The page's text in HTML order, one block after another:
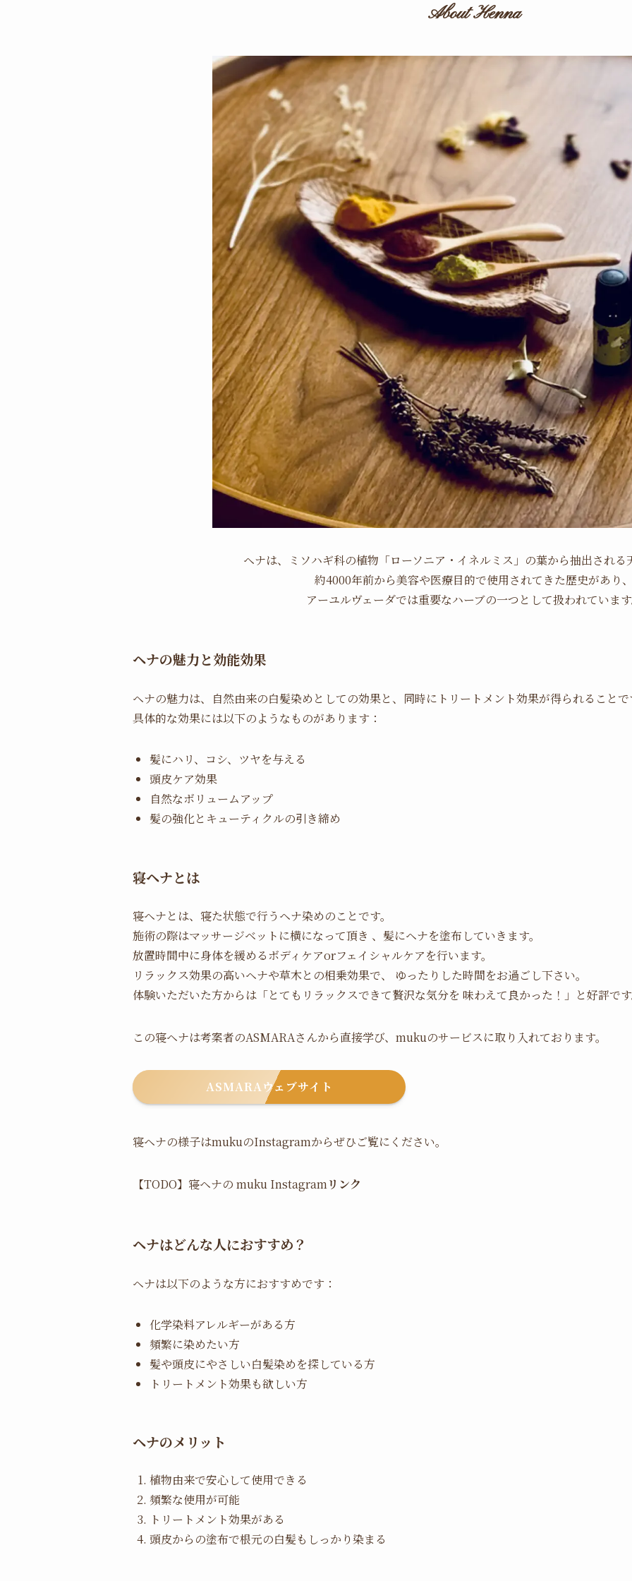
About Henna
ヘナは、ミソハギ科の植物「ローソニア・イネルミス」の葉から抽出される
約4000年前から美容や医療目的で使用されてきた歴史があり
アーユルヴェーダでは重要なハーブの一つとして扱われていま
ヘナの魅力と効能効果
ヘナの魅力は、自然由来の白髪染めとしての効果と、同時にトリートメント効果が得られることで
具体的な効果には以下のようなものがあります：
髪にハリ、コシ、ツヤを与える
頭皮ケア効果
自然なボリュームアップ
髪の強化とキューティクルの引き締め
寝ヘナとは
寝ヘナとは、寝た状態で行うヘナ染めのことです。
施術の際はマッサージベットに横になって頂き 、髪にヘナを塗布していきます。
放置時間中に身体を緩めるボディケアorフェイシャルケアを行います。
リラックス効果の高いヘナや草木との相乗効果で、 ゆったりした時間をお過ごし下さい。
体験いただいた方からは「とてもリラックスできて贅沢な気分を 味わえて良かった！」と好評で
この寝ヘナは考案者のASMARAさんから直接学び、mukuのサービスに取り入れております。
ASMARAウェブサイト
寝ヘナの様子はmukuのInstagramからぜひご覧にください。
【TODO】寝ヘナの muku Instagramリンク
ヘナはどんな人におすすめ？
ヘナは以下のような方におすすめです：
化学染料アレルギーがある方
頻繁に染めたい方
髪や頭皮にやさしい白髪染めを探している方
トリートメント効果も欲しい方
ヘナのメリット
植物由来で安心して使用できる
頻繁な使用が可能
トリートメント効果がある
頭皮からの塗布で根元の白髪もしっかり染まる